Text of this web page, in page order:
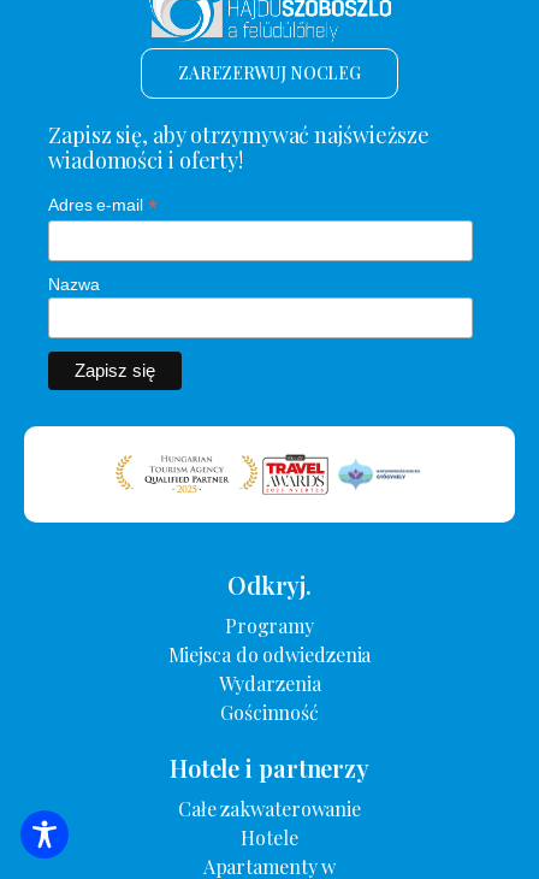
WYSZUKIWANIE ZAKWATEROWANIA
ZAREZERWUJ NOCLEG
Zapisz się, aby otrzymywać najświeższe
wiadomości i oferty!
Adres e-mail *
Nazwa
Odkryj.
Programy
Miejsca do odwiedzenia
Wydarzenia
Gościnność
Hotele i partnerzy
Całe zakwaterowanie
Hotele
Apartamenty w